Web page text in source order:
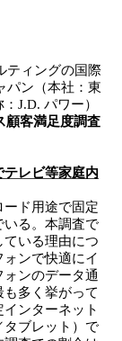
ティングの国際
パン（本社：東
J.D. パワー）
顧客満足度調査
テレビ等家庭内
ド用途で固定
いる。本調査で
いる理由につ
ンで快適にイ
ンのデータ通
多く挙がって
ンターネット
タブレット）で